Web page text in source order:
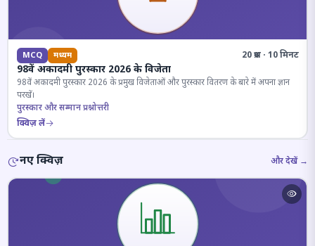
MCQ मध्यम 20 प्रश्न · 10 मिनट
98वें अकादमी पुरस्कार 2026 के विजेता
98वें अकादमी पुरस्कार 2026 के प्रमुख विजेताओं और पुरस्कार वितरण के बारे में अपना ज्ञान
परखें।
पुरस्कार और सम्मान प्रश्नोत्तरी
क्विज़ लें
नए क्विज़ और देखें →